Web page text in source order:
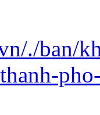
./ban/